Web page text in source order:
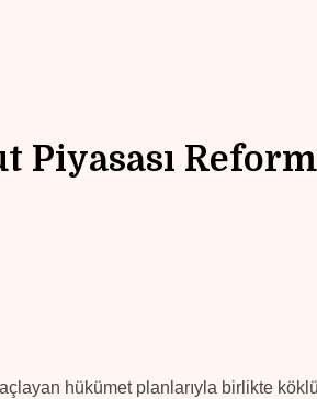
Piyasası
hükümet planlarıyla birlikte